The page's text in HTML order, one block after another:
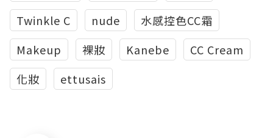
Twinkle C
nude
水感控色CC霜
Makeup
裸妝 Kanebe
CC Cream
化妝
ettusais